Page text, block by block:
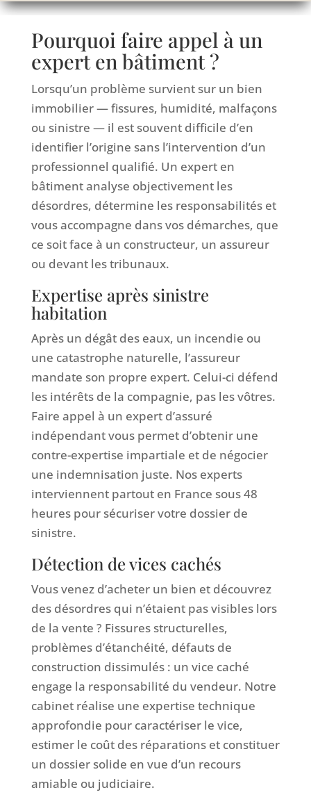
Pourquoi faire appel à un
expert en bâtiment ?
Lorsqu’un problème survient sur un bien
immobilier — fissures, humidité, malfaçons
ou sinistre — il est souvent difficile d’en
identifier l’origine sans l’intervention d’un
professionnel qualifié. Un expert en
bâtiment analyse objectivement les
désordres, détermine les responsabilités et
vous accompagne dans vos démarches, que
ce soit face à un constructeur, un assureur
ou devant les tribunaux.
Expertise après sinistre
habitation
Après un dégât des eaux, un incendie ou
une catastrophe naturelle, l’assureur
mandate son propre expert. Celui-ci défend
les intérêts de la compagnie, pas les vôtres.
Faire appel à un expert d’assuré
indépendant vous permet d’obtenir une
contre-expertise impartiale et de négocier
une indemnisation juste. Nos experts
interviennent partout en France sous 48
heures pour sécuriser votre dossier de
sinistre.
Détection de vices cachés
Vous venez d’acheter un bien et découvrez
des désordres qui n’étaient pas visibles lors
de la vente ? Fissures structurelles,
problèmes d’étanchéité, défauts de
construction dissimulés : un vice caché
engage la responsabilité du vendeur. Notre
cabinet réalise une expertise technique
approfondie pour caractériser le vice,
estimer le coût des réparations et constituer
un dossier solide en vue d’un recours
amiable ou judiciaire.